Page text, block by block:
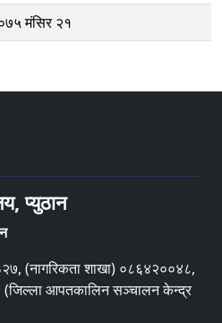
मंसिर २१
प्युठान
(नागरिकता शाखा) ०८६४२००४८,
(जिल्ला आपतकालिन सञ्चालन केन्द्र